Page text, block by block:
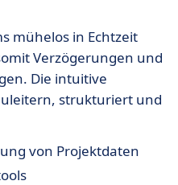
mühelos in Echtzeit
Verzögerungen und
Die intuitive
strukturiert und
von Projektdaten